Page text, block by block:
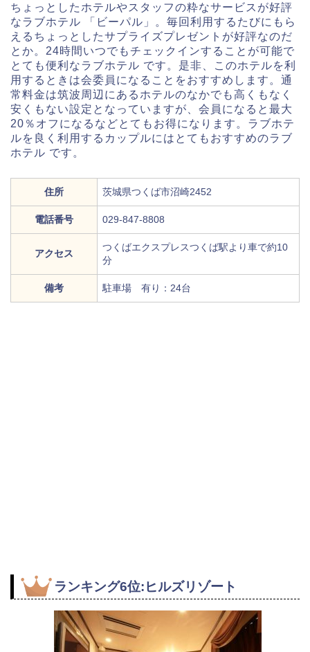
ちょっとしたホテルやスタッフの粋なサービスが好評
なラブホテル 「ビーパル」。毎回利用するたびにもら
えるちょっとしたサプライズプレゼントが好評なのだ
とか。24時間いつでもチェックインすることが可能で
とても便利なラブホテル です。是非、このホテルを利
用するときは会委員になることをおすすめします。通
常料金は筑波周辺にあるホテルのなかでも高くもなく
安くもない設定となっていますが、会員になると最大
20％オフになるなどとてもお得になります。ラブホテ
ルを良く利用するカップルにはとてもおすすめのラブ
ホテル です。
住所 茨城県つくば市沼崎2452
電話番号 029-847-8808
アクセス
つくばエクスプレスつくば駅より車で約10
分
備考 駐車場 有り：24台
ランキング6位:ヒルズリゾート